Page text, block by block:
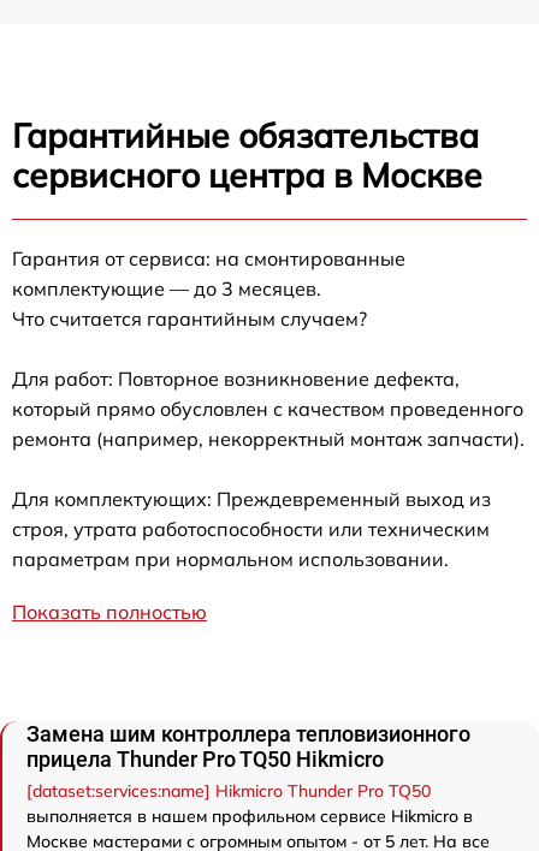
Гарантийные обязательства
сервисного центра в Москве
Гарантия от сервиса: на смонтированные
комплектующие — до 3 месяцев.
Что считается гарантийным случаем?
Для работ: Повторное возникновение дефекта,
который прямо обусловлен с качеством проведенного
ремонта (например, некорректный монтаж запчасти).
Для комплектующих: Преждевременный выход из
строя, утрата работоспособности или техническим
параметрам при нормальном использовании.
Показать полностью
Замена шим контроллера тепловизионного
прицела Thunder Pro TQ50 Hikmicro
[dataset:services:name] Hikmicro Thunder Pro TQ50
выполняется в нашем профильном сервисе Hikmicro в
Москве мастерами с огромным опытом - от 5 лет. На все